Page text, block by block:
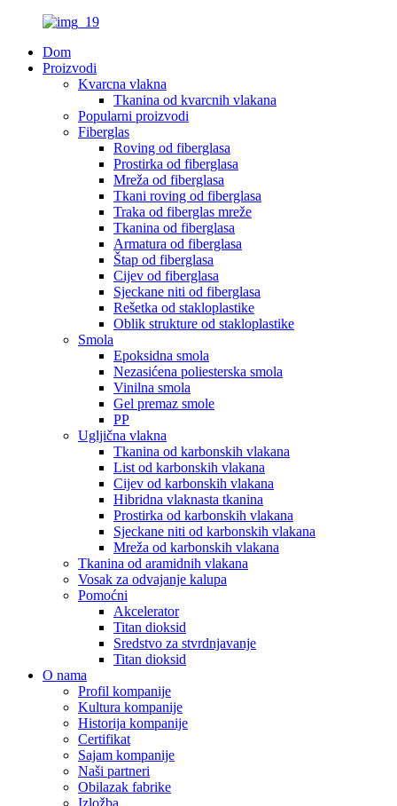
Dom
Proizvodi
Kvarcna vlakna
Tkanina od kvarcnih vlakana
Popularni proizvodi
Fiberglas
Roving od fiberglasa
Prostirka od fiberglasa
Mreža od fiberglasa
Tkani roving od fiberglasa
Traka od fiberglas mreže
Tkanina od fiberglasa
Armatura od fiberglasa
Štap od fiberglasa
Cijev od fiberglasa
Sjeckane niti od fiberglasa
Rešetka od stakloplastike
Oblik strukture od stakloplastike
Smola
Epoksidna smola
Nezasićena poliesterska smola
Vinilna smola
Gel premaz smole
PP
Ugljična vlakna
Tkanina od karbonskih vlakana
List od karbonskih vlakana
Cijev od karbonskih vlakana
Hibridna vlaknasta tkanina
Prostirka od karbonskih vlakana
Sjeckane niti od karbonskih vlakana
Mreža od karbonskih vlakana
Tkanina od aramidnih vlakana
Vosak za odvajanje kalupa
Pomoćni
Akcelerator
Titan dioksid
Sredstvo za stvrdnjavanje
Titan dioksid
O nama
Profil kompanije
Kultura kompanije
Historija kompanije
Certifikat
Sajam kompanije
Naši partneri
Obilazak fabrike
Izložba